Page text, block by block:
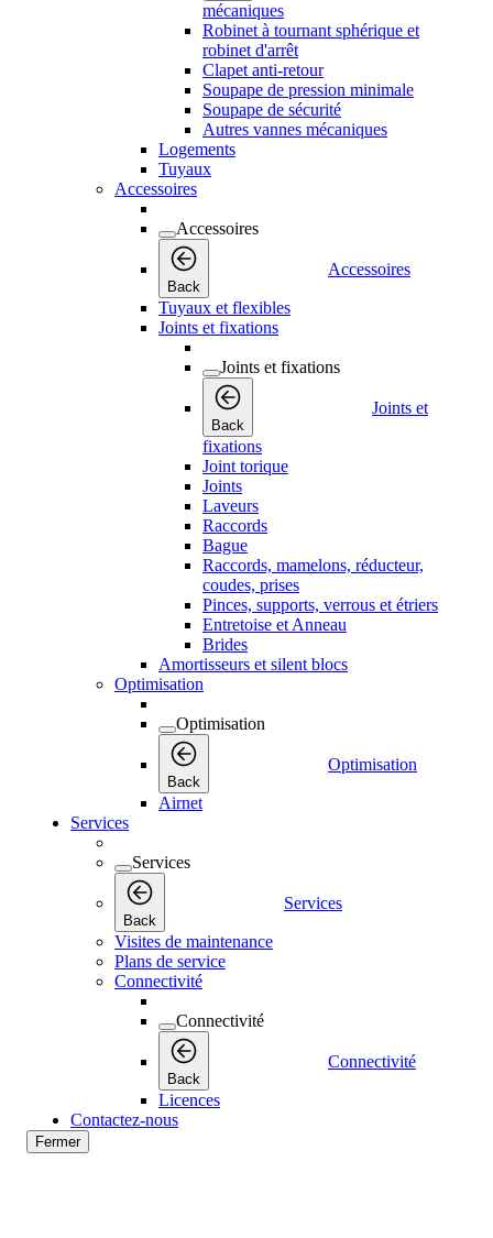
mécaniques
Robinet à tournant sphérique et
robinet d'arrêt
Clapet anti-retour
Soupape de pression minimale
Soupape de sécurité
Autres vannes mécaniques
Logements
Tuyaux
Accessoires
Accessoires
Back
Accessoires
Tuyaux et flexibles
Joints et fixations
Joints et fixations
Back
Joints et
fixations
Joint torique
Joints
Laveurs
Raccords
Bague
Raccords, mamelons, réducteur,
coudes, prises
Pinces, supports, verrous et étriers
Entretoise et Anneau
Brides
Amortisseurs et silent blocs
Optimisation
Optimisation
Back
Optimisation
Airnet
Services
Services
Back
Services
Visites de maintenance
Plans de service
Connectivité
Connectivité
Back
Connectivité
Licences
Contactez-nous
Fermer